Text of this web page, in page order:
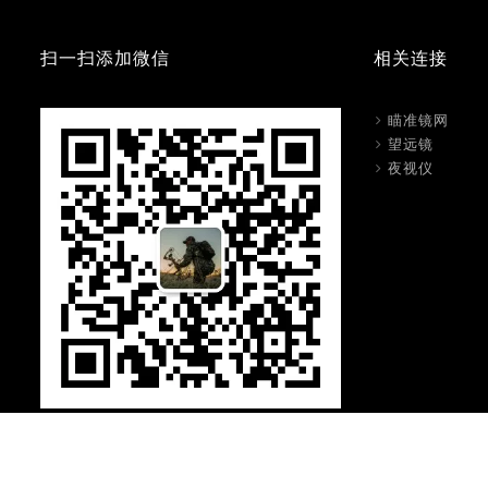
扫一扫添加微信 相关连接
瞄准镜网
望远镜
夜视仪